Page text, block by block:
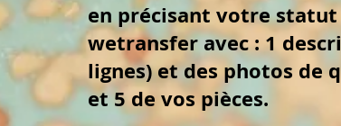
en précisant votre
wetransfer avec : 1
lignes) et des photos de
et 5 de vos pièces.